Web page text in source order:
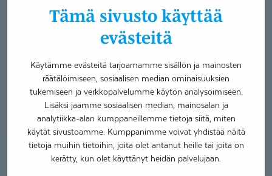
Tämä sivusto käyttää
evästeitä
Käytämme evästeitä tarjoamamme sisällön ja mainosten
räätälöimiseen, sosiaalisen median ominaisuuksien
tukemiseen ja verkkopalvelumme käytön analysoimiseen.
Lisäksi jaamme sosiaalisen median, mainosalan ja
analytiikka-alan kumppaneillemme tietoja siitä, miten
käytät sivustoamme. Kumppanimme voivat yhdistää näitä
tietoja muihin tietoihin, joita olet antanut heille tai joita on
kerätty, kun olet käyttänyt heidän palvelujaan.
Neurokirjon palvelut
Sopeutumisvalmennuskurssit
28.11.2023
Lasten ja nuorten sopeutumisvalmennuskursseilla ja
yksilöllisillä kuntoutusjaksoilla voimaannutaan ja
saadaan monipuolista tietoa arkeen. Hurskaisen
seitsenlapsisessa...